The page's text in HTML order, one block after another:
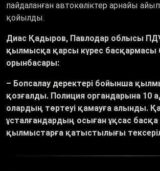
пайдаланған автокөліктер арнайы
қойылды.
Диас Қадыров, Павлодар облысы
қылмысқа қарсы күрес
орынбасары:
– Бопсалау деректері бойынша
қозғалды. Полиция органдарына 10
олардың төртеуі қамауға алынды.
ұсталғандардың осыған ұқсас басқа
қылмыстарға қатыстылығы